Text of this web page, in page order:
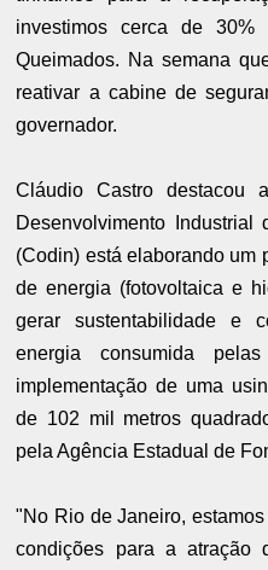
investimos cerca de
Queimados. Na semana
reativar a cabine de
governador.
Cláudio Castro destacou
Desenvolvimento
(Codin) está elaborando um
de energia (fotovoltaica e
gerar sustentabilidade e
energia consumida
implementação de uma
de 102 mil metros
pela Agência Estadual de
"No Rio de Janeiro,
condições para a atração